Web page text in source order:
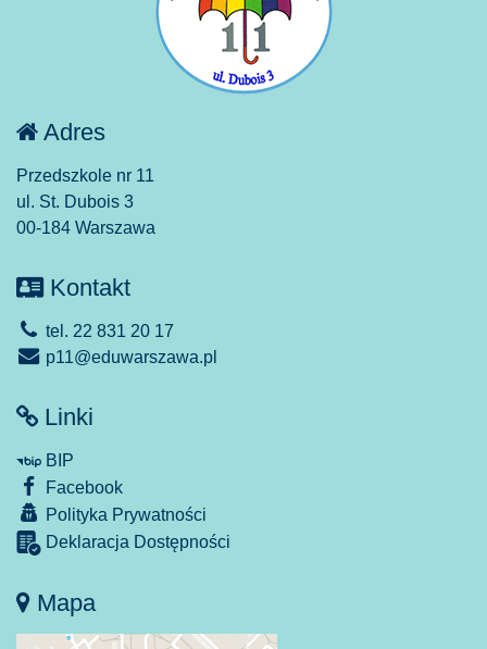
Adres
Przedszkole nr 11
ul. St. Dubois 3
00-184 Warszawa
Kontakt
tel. 22 831 20 17
p11@eduwarszawa.pl
Linki
BIP
Facebook
Polityka Prywatności
Deklaracja Dostępności
Mapa